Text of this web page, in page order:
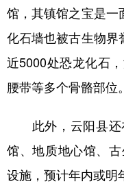
馆，其镇馆之宝是
化石墙也被古生物界
近5000处恐龙化石
腰带等多个骨骼部位。
此外，云阳县还
馆、地质地心馆、
设施，预计年内或明